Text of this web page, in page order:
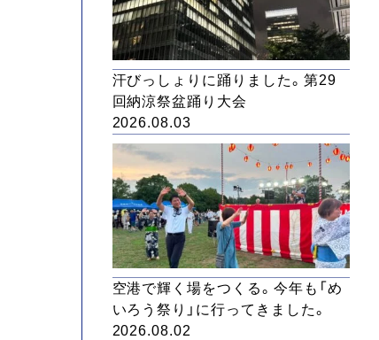
汗びっしょりに踊りました。第29
回納涼祭盆踊り大会
2026.08.03
空港で輝く場をつくる。今年も「め
いろう祭り」に行ってきました。
2026.08.02